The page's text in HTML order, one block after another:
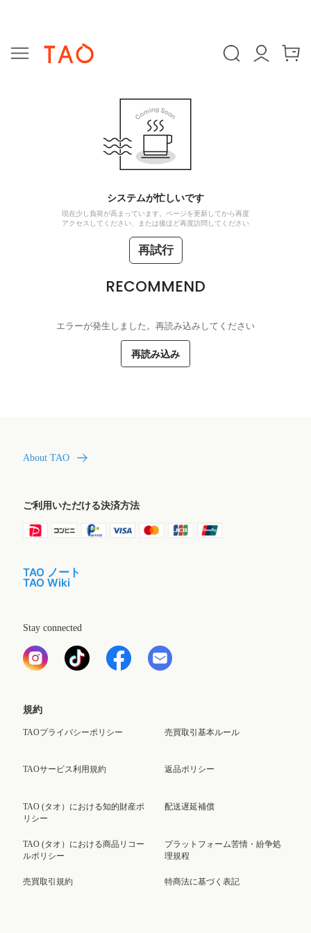
システムが忙しいです
現在少し負荷が高まっています。ページを更新してから再度
アクセスしてください、または後ほど再度訪問してください
再試行
RECOMMEND
エラーが発生しました。再読み込みしてください
再読み込み
About TAO
ご利用いただける決済方法
TAO ノート
TAO Wiki
Stay connected
規約
TAOプライバシーポリシー
TAOサービス利用規約
TAO (タオ）における知的財産ポ
リシー
TAO (タオ）における商品リコー
ルポリシー
売買取引規約
売買取引基本ルール
返品ポリシー
配送遅延補償
プラットフォーム苦情・紛争処
理規程
特商法に基づく表記